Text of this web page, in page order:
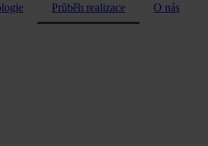
Průběh realizace O nás